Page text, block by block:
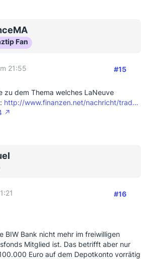
Fan
21:55 #15
zu dem Thema welches LaNeuve
http://www.finanzen.net/nachricht/trad…
#16
BIW Bank nicht mehr im freiwilligen
Mitglied ist. Das betrifft aber nur
Euro auf dem Depotkonto vorrätig